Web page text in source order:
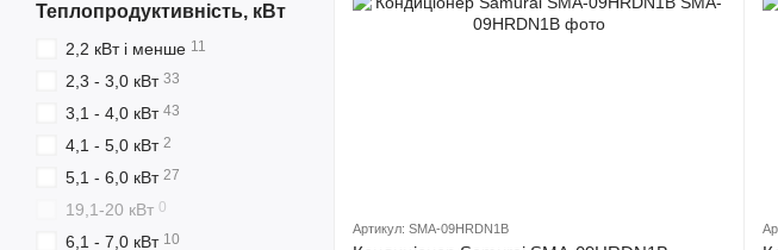
Артикул: SMA-09HRDN1B
Теплопродуктивність, кВт
2,2 кВт і менше 11
2,3 - 3,0 кВт 33
3,1 - 4,0 кВт 43
4,1 - 5,0 кВт 2
5,1 - 6,0 кВт 27
19,1-20 кВт 0
6,1 - 7,0 кВт 10